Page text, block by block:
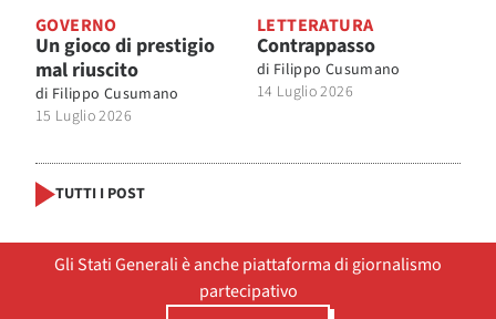
GOVERNO
Un gioco di prestigio
mal riuscito
di Filippo Cusumano
15 Luglio 2026
LETTERATURA
Contrappasso
di Filippo Cusumano
14 Luglio 2026
TUTTI I POST
Gli Stati Generali è anche piattaforma di giornalismo
partecipativo